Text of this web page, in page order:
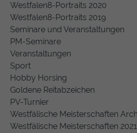
Westfalen8-Portraits 2020
Westfalen8-Portraits 2019
Seminare und Veranstaltungen
PM-Seminare
Veranstaltungen
Sport
Hobby Horsing
Goldene Reitabzeichen
PV-Turnier
Westfälische Meisterschaften
Westfälische Meisterschaften 2021